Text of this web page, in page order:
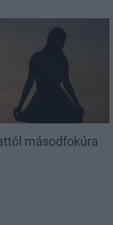
másodfokúra